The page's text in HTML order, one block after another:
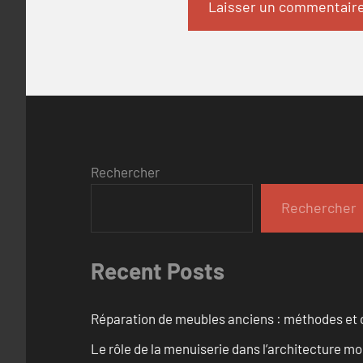
Rechercher
Rechercher
Recent Posts
Réparation de meubles anciens : méthodes et
Le rôle de la menuiserie dans l’architecture